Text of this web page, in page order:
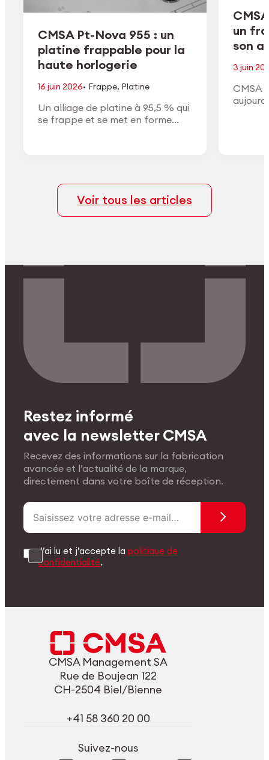
CMSA Pt-Nova 955 : un
platine frappable pour la
haute horlogerie
16 juin 2026· Frappe, Platine
Un alliage de platine à 95,5 % qui
se frappe et se met en forme
un
son
3 juin
CMSA
Voir tous les articles
Restez informé
avec la newsletter CMSA
Recevez des informations sur la fabrication
avancée et l’actualité de la marque,
directement dans votre boîte de réception.
J’ai lu et j’accepte lapolitique de
confidentialité.
CMSA Management SA
Rue de Boujean 122
CH-2504 Biel/Bienne
+41 58 360 20 00
Suivez-nous